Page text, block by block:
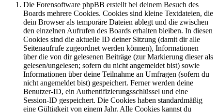
Die Forensoftware phpBB erstellt bei deinem Besuch des
Boards mehrere Cookies. Cookies sind kleine Textdateien, die
dein Browser als temporäre Dateien ablegt und die zwischen
den einzelnen Aufrufen des Boards erhalten bleiben. In diesen
Cookies sind die aktuelle ID deiner Sitzung (damit dir alle
Seitenaufrufe zugeordnet werden können), Informationen
über die von dir gelesenen Beiträge (zur Markierung dieser als
gelesen/ungelesen; sofern du nicht angemeldet bist) sowie
Informationen über deine Teilnahme an Umfragen (sofern du
nicht angemeldet bist) gespeichert. Ferner werden deine
Benutzer-ID, ein Authentifizierungsschlüssel und eine
Session-ID gespeichert. Die Cookies haben standardmäßig
eine Gültigkeit von einem Jahr. Alle Cookies kannst du